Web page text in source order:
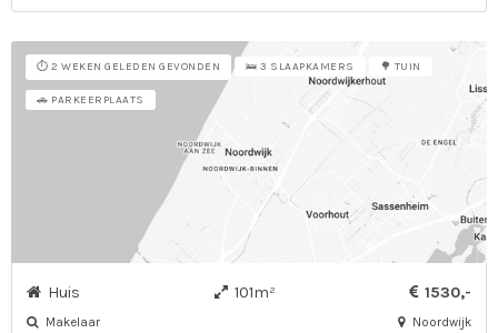
⏱️ 2 WEKEN GELEDEN GEVONDEN 🛌 3 SLAAPKAMERS 🌳 TUIN
🚗 PARKEERPLAATS
Huis 101m² 1530,-
Makelaar Noordwijk